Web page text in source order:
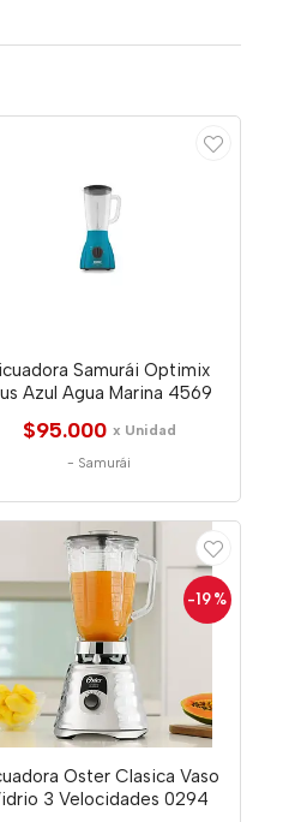
Samurái Optimix
Azul Agua Marina 4569
$95.000 x Unidad
- Samurái
-19 %
Oster Clasica Vaso
3 Velocidades 0294